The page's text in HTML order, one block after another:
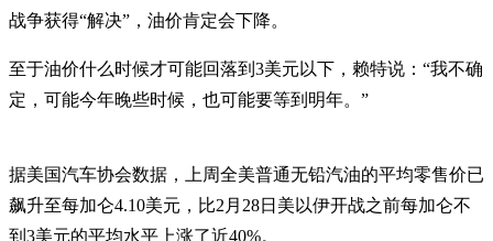
战争获得“解决”，油价肯定会下降。
至于油价什么时候才可能回落到3美元以下，赖特说：“我不确
定，可能今年晚些时候，也可能要等到明年。”
据美国汽车协会数据，上周全美普通无铅汽油的平均零售价已
飙升至每加仑4.10美元，比2月28日美以伊开战之前每加仑不
到3美元的平均水平上涨了近40%。